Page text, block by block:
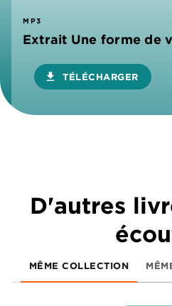
MP3
Extrait Une forme de
download TÉLÉCHARGER
D'autres
MÊME COLLECTION